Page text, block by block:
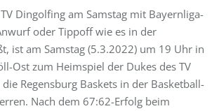
Dingolfing am Samstag mit Bayernliga-
oder Tippoff wie es in der
ist am Samstag (5.3.2022) um 19 Uhr in
Ost zum Heimspiel der Dukes des TV
Regensburg Baskets in der Basketball-
Nach dem 67:62-Erfolg beim